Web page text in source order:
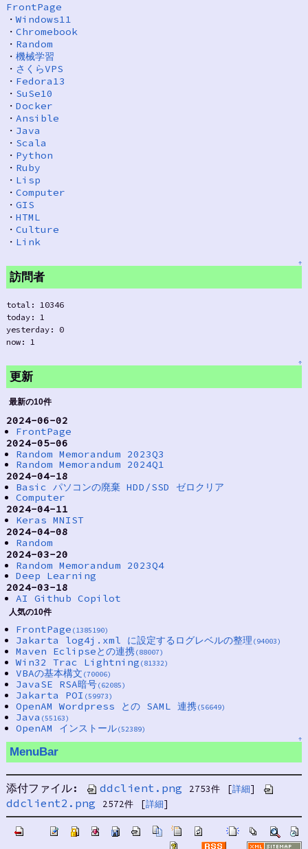
FrontPage
・Windows11
・ Chromebook
・ Random
・ 機械学習
・ さくらVPS
・ Fedora13
・ SuSe10
・ Docker
・ Ansible
・ Java
・ Scala
・ Python
・ Ruby
・ Lisp
・ Computer
・ GIS
・ HTML
・ Culture
・ Link
↑
訪問者
total: 10346
today: 1
yesterday: 0
now: 1
↑
更新
最新の10件
2024-06-02
FrontPage
2024-05-06
Random Memorandum 2023Q3
Random Memorandum 2024Q1
2024-04-18
Basic パソコンの廃棄 HDD/SSD ゼロクリア
Computer
2024-04-11
Keras MNIST
2024-04-08
Random
2024-03-20
Random Memorandum 2023Q4
Deep Learning
2024-03-18
AI Github Copilot
人気の10件
FrontPage (1385190)
Jakarta log4j.xml に設定するログレベルの整理 (94003)
Maven Eclipseとの連携(88007)
Win32 Trac Lightning (81332)
VBAの基本構文 (70006)
JavaSE RSA暗号(62085)
Jakarta POI (59973)
OpenAM Wordpress との SAML 連携(56649)
Java (55163)
OpenAM インストール(52389)
↑
MenuBar
添付ファイル: ddclient.png 2753件 [詳細]
ddclient2.png 2572件 [詳細]